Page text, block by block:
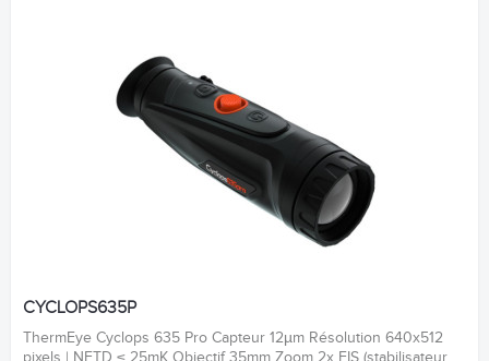
CYCLOPS635P
ThermEye Cyclops 635 Pro Capteur 12µm Résolution 640x512